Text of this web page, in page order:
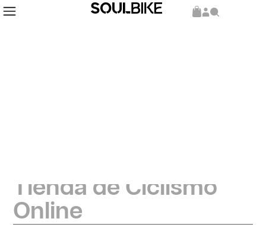
Tienda de Ciclismo
Online